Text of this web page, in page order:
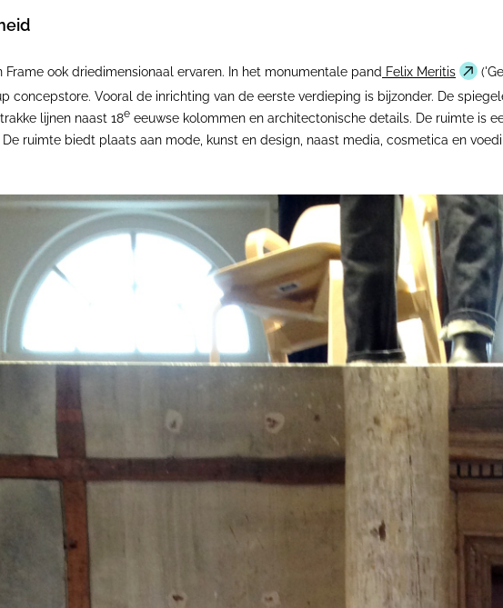
ook driedimensionaal ervaren. In het monumentale pand Felix Meritis
concepstore. Vooral de inrichting van de eerste verdieping is bijzonder. De
lijnen naast 18e eeuwse kolommen en architectonische details. De ruimte is
ruimte biedt plaats aan mode, kunst en design, naast media, cosmetica en